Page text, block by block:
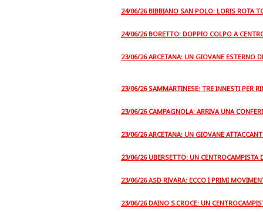
24/06/26 BIBBIANO SAN POLO: LORIS ROTA
24/06/26 BORETTO: DOPPIO COLPO A
23/06/26 ARCETANA: UN GIOVANE ESTERNO
23/06/26 SAMMARTINESE: TRE INNESTI PER
23/06/26 CAMPAGNOLA: ARRIVA UNA
23/06/26 ARCETANA: UN GIOVANE
23/06/26 UBERSETTO: UN CENTROCAMPISTA
23/06/26 ASD RIVARA: ECCO I PRIMI
23/06/26 DAINO S.CROCE: UN